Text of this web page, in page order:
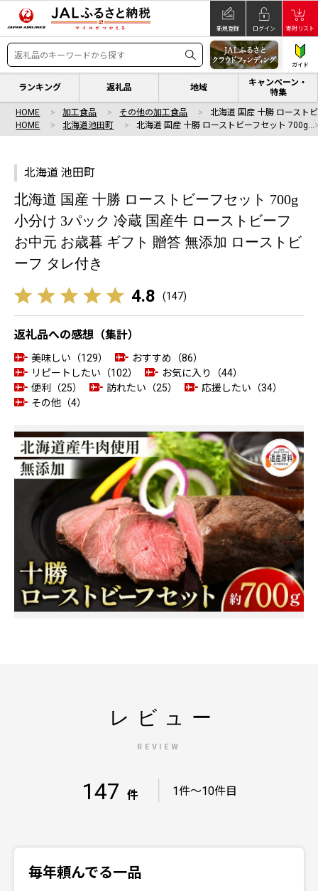
新規登録 ログイン 寄附リスト
ガイド
ランキング 返礼品 地域
キャンペーン・
特集
HOME 加工食品 その他の加工食品
北海道 国産 十勝 ロースト
HOME
北海道池田町 北海道 国産 十勝 ローストビーフセット 700g…
北海道 池田町
北海道 国産 十勝 ローストビーフセット 700g
小分け 3パック 冷蔵 国産牛 ローストビーフ
お中元 お歳暮 ギフト 贈答 無添加 ローストビ
ーフ タレ付き
4.8 (147)
返礼品への感想（集計）
美味しい（129）
おすすめ（86）
リピートしたい（102）
お気に入り（44）
便利（25）
訪れたい（25）
応援したい（34）
その他（4）
レビュー
REVIEW
147 件 1件～10件目
毎年頼んでる一品